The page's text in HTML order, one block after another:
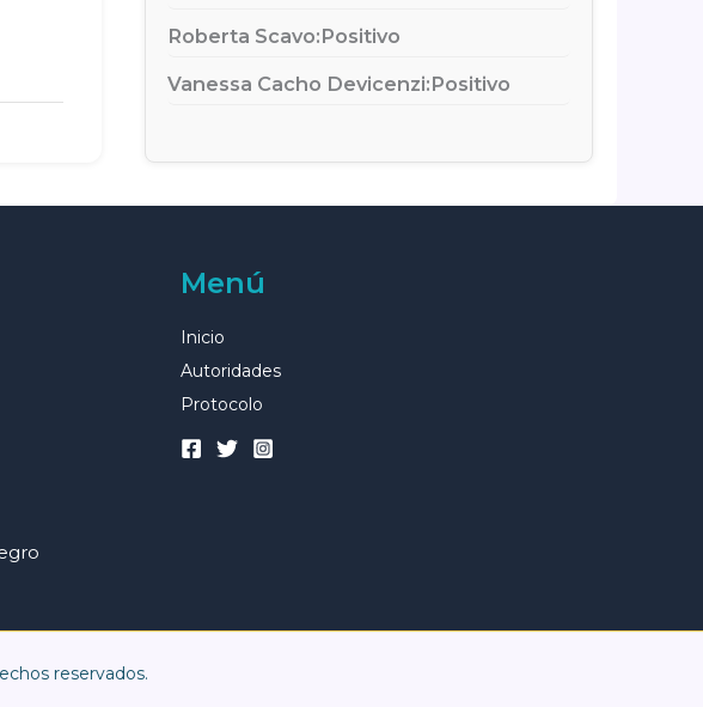
Roberta Scavo:Positivo
Vanessa Cacho Devicenzi:Positivo
Menú
Inicio
Autoridades
Protocolo
reservados.